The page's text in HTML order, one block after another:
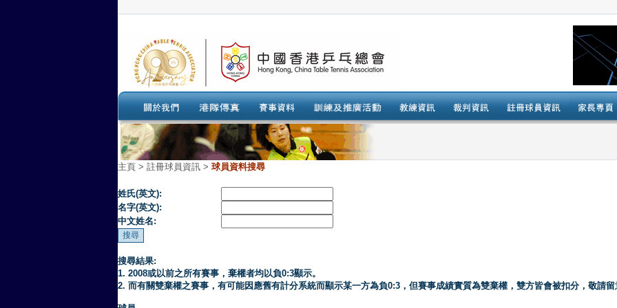
主頁 > 註冊球員資訊 > 球員資料搜尋
姓氏(英文):
名字(英文):
中文姓名:
搜尋結果:
1. 2008或以前之所有賽事，棄權者均以負0:3顯示。
2. 而有關雙棄權之賽事，有可能因應舊有計分系統而顯示某一方為負0:3，但賽事成績實質為雙棄權，雙方皆會被扣分，敬請留